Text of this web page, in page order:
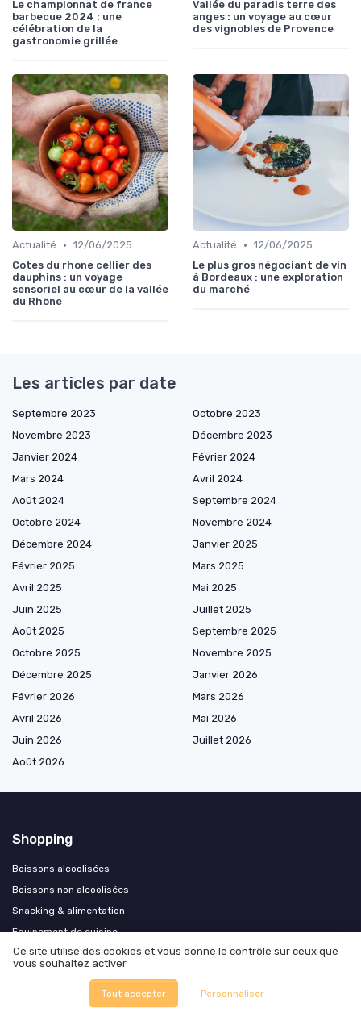
Le championnat de france
barbecue 2024 : une
célébration de la
gastronomie grillée
Vallée du paradis terre des
anges : un voyage au cœur
des vignobles de Provence
Actualité • 12/06/2025
Cotes du rhone cellier des
dauphins : un voyage
sensoriel au cœur de la vallée
du Rhône
Actualité • 12/06/2025
Le plus gros négociant de vin
à Bordeaux : une exploration
du marché
Les articles par date
Septembre 2023
Octobre 2023
Novembre 2023
Décembre 2023
Janvier 2024
Février 2024
Mars 2024
Avril 2024
Août 2024
Septembre 2024
Octobre 2024
Novembre 2024
Décembre 2024
Janvier 2025
Février 2025
Mars 2025
Avril 2025
Mai 2025
Juin 2025
Juillet 2025
Août 2025
Septembre 2025
Octobre 2025
Novembre 2025
Décembre 2025
Janvier 2026
Février 2026
Mars 2026
Avril 2026
Mai 2026
Juin 2026
Juillet 2026
Août 2026
Shopping
Boissons alcoolisées
Boissons non alcoolisées
Snacking & alimentation
Équipement de cuisine
Hygiène & désinfection
Ce site utilise des cookies et vous donne le contrôle sur ceux que
vous souhaitez activer
Tout accepter Personnaliser